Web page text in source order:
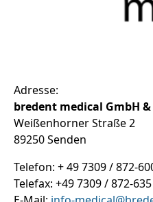
Adresse:
bredent medical GmbH &
Weißenhorner Straße 2
89250 Senden
Telefon: + 49 7309 / 872-
Telefax: +49 7309 / 872-635